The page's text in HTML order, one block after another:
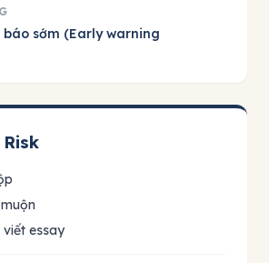
báo sớm (Early warning
viết essay